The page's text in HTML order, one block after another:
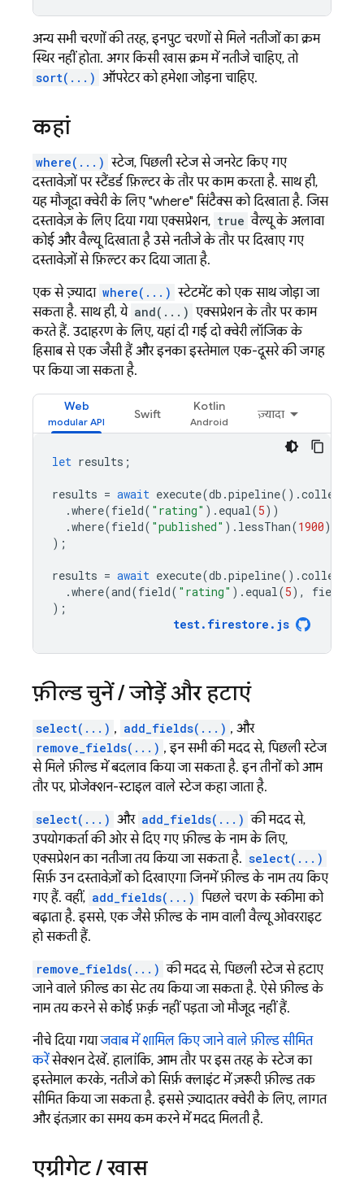
अन्य सभी चरणों की तरह, इनपुट चरणों से मिले नतीजों का क्रम
स्थिर नहीं होता. अगर किसी खास क्रम में नतीजे चाहिए, तो
sort(...) ऑपरेटर को हमेशा जोड़ना चाहिए.
कहां
where(...) स्टेज, पिछली स्टेज से जनरेट किए गए
दस्तावेज़ों पर स्टैंडर्ड फ़िल्टर के तौर पर काम करता है. साथ ही,
यह मौजूदा क्वेरी के लिए "where" सिंटैक्स को दिखाता है. जिस
दस्तावेज़ के लिए दिया गया एक्सप्रेशन, true वैल्यू के अलावा
कोई और वैल्यू दिखाता है उसे नतीजे के तौर पर दिखाए गए
दस्तावेज़ों से फ़िल्टर कर दिया जाता है.
एक से ज़्यादा where(...) स्टेटमेंट को एक साथ जोड़ा जा
सकता है. साथ ही, ये and(...) एक्सप्रेशन के तौर पर काम
करते हैं. उदाहरण के लिए, यहां दी गई दो क्वेरी लॉजिक के
हिसाब से एक जैसी हैं और इनका इस्तेमाल एक-दूसरे की जगह
पर किया जा सकता है.
Web
Swift
Kotlin
ज़्यादा
let results ;
results = await execute(db .pipeline().
.where(field( "rating" ). equal(5))
.where(field( "published" ). lessThan(1900))
);
results = await execute(db .pipeline().
.where(and(field( "rating" ). equal(5), field
);
test. firestore . js
फ़ील्ड चुनें/जोड़ें और हटाएं
select(...) , add_fields(...) , और
remove_fields(...) , इन सभी की मदद से, पिछली स्टेज
से मिले फ़ील्ड में बदलाव किया जा सकता है. इन तीनों को आम
तौर पर, प्रोजेक्शन-स्टाइल वाले स्टेज कहा जाता है.
select(...) और add_fields(...) की मदद से,
उपयोगकर्ता की ओर से दिए गए फ़ील्ड के नाम के लिए,
एक्सप्रेशन का नतीजा तय किया जा सकता है. select(...)
सिर्फ़ उन दस्तावेज़ों को दिखाएगा जिनमें फ़ील्ड के नाम तय किए
गए हैं. वहीं, add_fields(...) पिछले चरण के स्कीमा को
बढ़ाता है. इससे, एक जैसे फ़ील्ड के नाम वाली वैल्यू ओवरराइट
हो सकती हैं.
remove_fields(...) की मदद से, पिछली स्टेज से हटाए
जाने वाले फ़ील्ड का सेट तय किया जा सकता है. ऐसे फ़ील्ड के
नाम तय करने से कोई फ़र्क़ नहीं पड़ता जो मौजूद नहीं हैं.
नीचे दिया गयाजवाब में शामिल किए जाने वाले फ़ील्ड सीमित
करेंसेक्शन देखें. हालांकि, आम तौर पर इस तरह के स्टेज का
इस्तेमाल करके, नतीजे को सिर्फ़ क्लाइंट में ज़रूरी फ़ील्ड तक
सीमित किया जा सकता है. इससे ज़्यादातर क्वेरी के लिए, लागत
और इंतज़ार का समय कम करने में मदद मिलती है.
एग्रीगेट/खास